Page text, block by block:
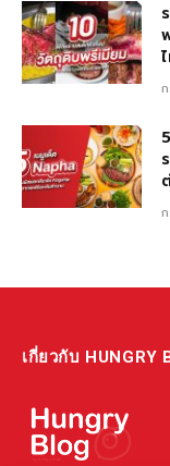
เกี่ยวกับ HUNGRY